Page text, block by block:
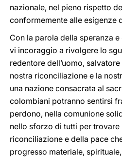
nazionale, nel pieno rispetto
conformemente alle esigenze
Con la parola della speranza
vi incoraggio a rivolgere lo
redentore dell’uomo,
nostra riconciliazione e la
una nazione consacrata al
colombiani potranno sentirsi
perdono, nella comunione
nello sforzo di tutti per trovare
riconciliazione e della pace
progresso materiale,